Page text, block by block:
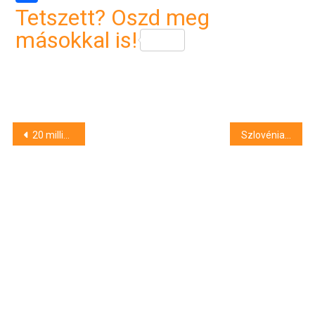
Tetszett? Oszd meg
másokkal is!
Bejegyzés
20 milliárd forintért rendelt irodabútorokat a kormány